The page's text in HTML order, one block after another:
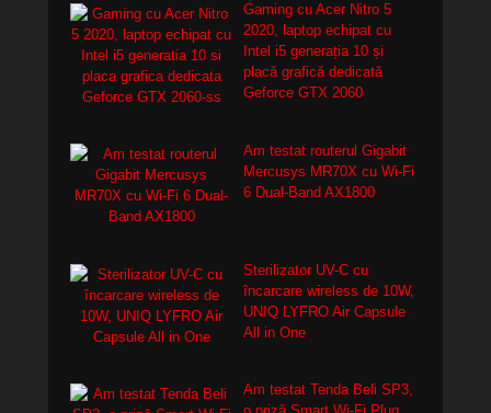
Gaming cu Acer Nitro 5
2020, laptop echipat cu
Intel i5 generația 10 și
placă grafică dedicată
Geforce GTX 2060
Am testat routerul Gigabit
Mercusys MR70X cu Wi-Fi
6 Dual-Band AX1800
Sterilizator UV-C cu
încarcare wireless de 10W,
UNIQ LYFRO Air Capsule
All in One
Am testat Tenda Beli SP3,